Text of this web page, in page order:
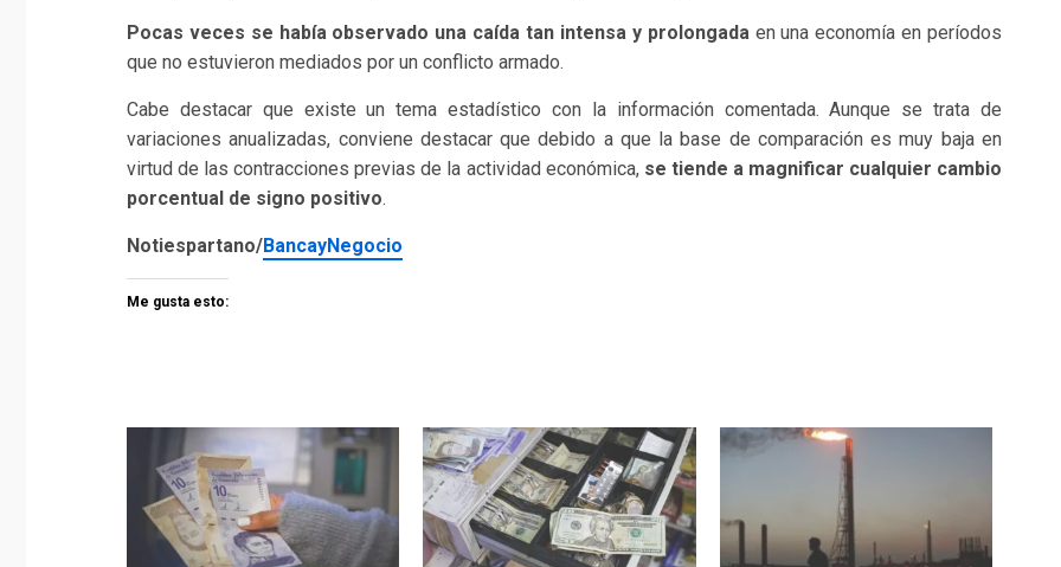
Pocas veces se había observado una caída tan intensa y prolongadaen una economía en períodos
que no estuvieron mediados por un conflicto armado.
Cabe destacar que existe un tema estadístico con la información comentada. Aunque se trata de
variaciones anualizadas, conviene destacar que debido a que la base de comparación es muy baja en
virtud de las contracciones previas de la actividad económica, se tiende a magnificar cualquier cambio
porcentual de signo positivo.
Notiespartano/BancayNegocio
Me gusta esto: